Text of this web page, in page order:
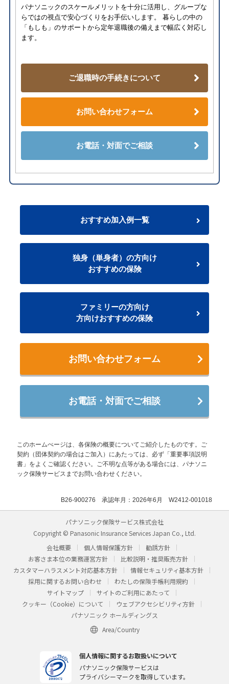
パナソニックのスケールメリットを十分に活用し、グループな
らではの視点で安心づくりをお手伝いします。 暮らしの中の
「もしも」のサポートから定年退職後の備えまで幅広く対応し
ます。
ご退職時の手続きについて
お問い合わせフォーム
お電話・対面でご相談
おすすめ加入例一覧
独身（単身者）の方向け
おすすめの保険
ファミリーの方向け
方向けおすすめの保険
お問い合わせフォーム
お電話・対面でご相談
このホームぺージは、各保険の概要についてご紹介したものです。ご
契約（団体契約の場合はご加入）にあたっては、必ず「重要事項説明
書」をよくご確認ください。ご不明な点等がある場合には、パナソニ
ック保険サービスまでお問い合わせください。
B26-900276 承認年月：2026年6月 W2412-001018
パナソニック保険サービス株式会社
Copyright © Panasonic Insurance Services Japan Co., Ltd.
会社概要
個人情報保護方針
勧誘方針
お客さま本位の業務運営方針
比較説明・推奨販売方針
カスタマーハラスメント対応基本方針
情報セキュリティ基本方針
採用に関するお問い合わせ
わたしの保険手帳利用規約
サイトマップ
サイトのご利用にあたって
クッキー（Cookie）について
ウェブアクセシビリティ方針
パナソニック ホールディングス
Area/Country
個人情報に関するお取扱いについて
パナソニック保険サービスは
プライバシーマークを取得しています。